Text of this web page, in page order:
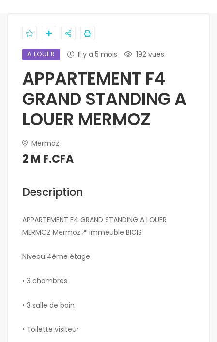
A LOUER Il y a 5 mois 192 vues
APPARTEMENT F4
GRAND STANDING A
LOUER MERMOZ
Mermoz
2 M F.CFA
Description
APPARTEMENT F4 GRAND STANDING A LOUER
MERMOZ Mermoz📍 immeuble BICIS
Niveau 4ème étage
• 3 chambres
• ⁠3 salle de bain
• ⁠Toilette visiteur